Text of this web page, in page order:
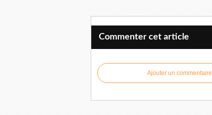
Commenter cet article
Ajouter un commentaire